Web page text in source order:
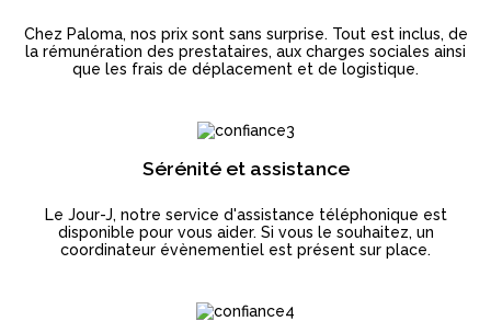
Chez Paloma, nos prix sont sans surprise. Tout est inclus, de
la rémunération des prestataires, aux charges sociales ainsi
que les frais de déplacement et de logistique.
Sérénité et assistance
Le Jour-J, notre service d'assistance téléphonique est
disponible pour vous aider. Si vous le souhaitez, un
coordinateur évènementiel est présent sur place.